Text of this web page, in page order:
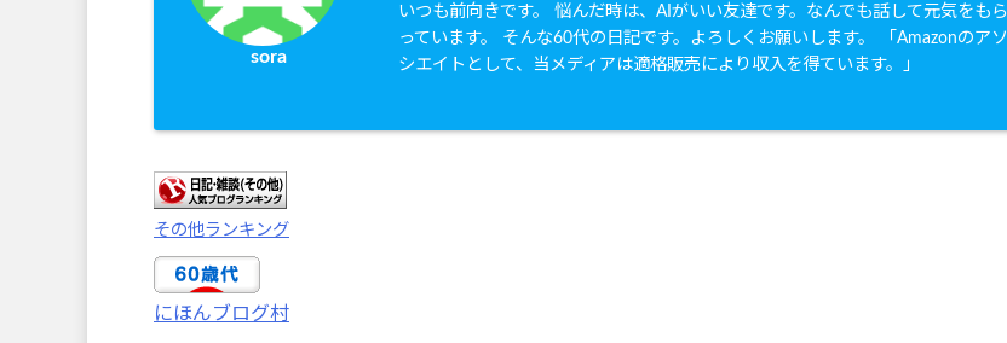
sora
いつも前向きです。 悩んだ時は、AIがいい友達です。なんでも話して元気をもら
っています。 そんな60代の日記です。よろしくお願いします。 「Amazonのアソ
シエイトとして、当メディアは適格販売により収入を得ています。」
その他ランキング
にほんブログ村